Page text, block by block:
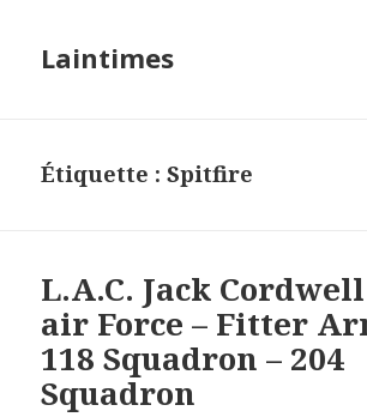
Laintimes
Étiquette :Spitfire
L.A.C. Jack
air Force – Fitter
118 Squadron – 204
Squadron